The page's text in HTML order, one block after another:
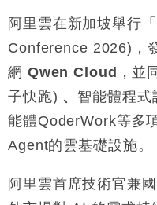
阿里雲在新加坡舉行
Conference 2026)，
網 Qwen Cloud ，並
子快跑) 、 智能體程式
能體QoderWork等多
Agent的雲基礎設施。
阿里雲首席技術官兼